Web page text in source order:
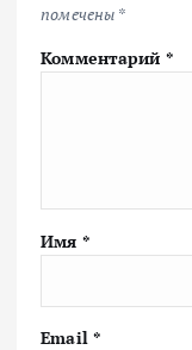
помечены *
Комментарий *
Имя *
Email *